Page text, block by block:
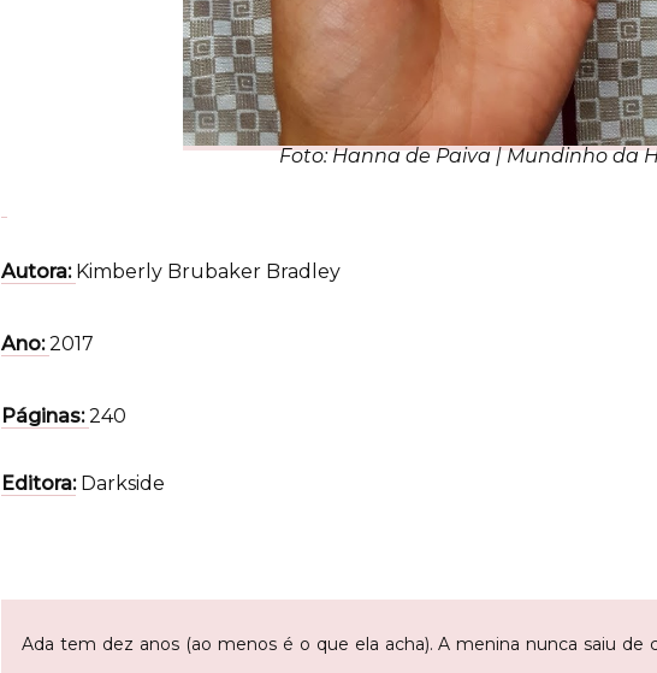
Foto: Hanna de Paiva | Mundinho da
Autora: Kimberly Brubaker Bradley
Ano:2017
Páginas:240
Editora:Darkside
Ada tem dez anos (ao menos é o que ela acha). A menina nunca saiu de